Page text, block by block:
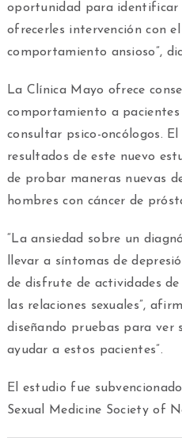
oportunidad para identificar
ofrecerles intervención con
comportamiento ansioso”,
La Clínica Mayo ofrece
comportamiento a pacientes
consultar psico-oncólogos.
resultados de este nuevo
de probar maneras nuevas
hombres con cáncer de
“La ansiedad sobre un
llevar a síntomas de
de disfrute de actividades
las relaciones sexuales”,
diseñando pruebas para ver
ayudar a estos pacientes”.
El estudio fue
Sexual Medicine Society of